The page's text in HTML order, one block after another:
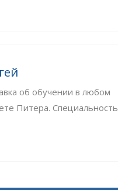
об обучении в любом
Питера. Специальность